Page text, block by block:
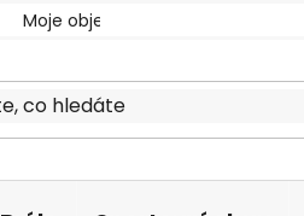
Moje objednávka